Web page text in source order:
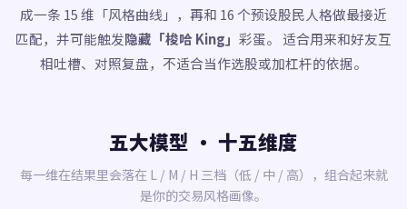
成一条 15 维「风格曲线」，再和 16 个预设股民人格做最接近
匹配，并可能触发隐藏「梭哈 King」 彩蛋。 适合用来和好友互
相吐槽、对照复盘，不适合当作选股或加杠杆的依据。
五大模型 · 十五维度
每一维在结果里会落在 L / M / H 三档（低 / 中 / 高），组合起来就
是你的交易风格画像。